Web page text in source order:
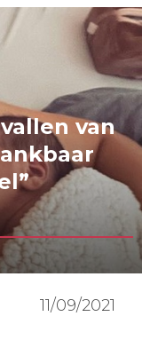
van
11/09/2021